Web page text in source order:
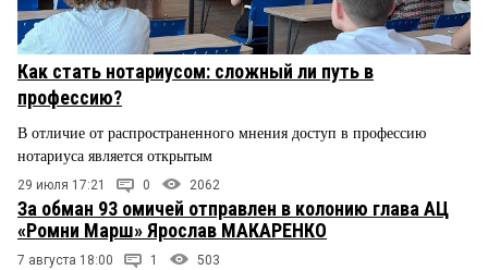
Как стать нотариусом: сложный ли путь в
профессию?
В отличие от распространенного мнения доступ в профессию
нотариуса является открытым
29 июля 17:21 0 2062
За обман 93 омичей отправлен в колонию глава АЦ
«Ромни Марш» Ярослав МАКАРЕНКО
7 августа 18:00 1 503